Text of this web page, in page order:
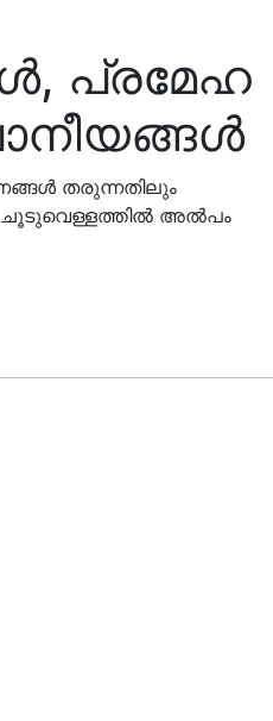
പ്രമേഹ
തരുന്നതിലും
ചൂടുവെള്ളത്തിൽ അൽപം